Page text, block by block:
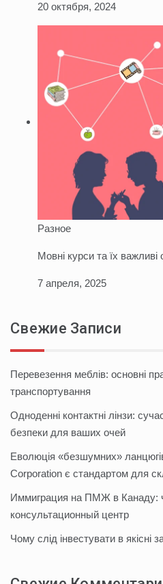
20 октября, 2024
Разное
Мовні курси та їх важливі
7 апреля, 2025
Свежие Записи
Перевезення меблів: основні
транспортування
Одноденні контактні лінзи:
безпеки для ваших очей
Еволюція «безшумних»
Corporation є стандартом для
Иммиграция на ПМЖ в Канаду:
консультационный центр
Чому слід інвестувати в якісні